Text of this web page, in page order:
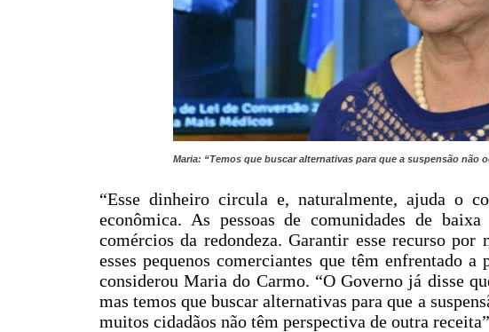
Maria: “Temos que buscar alternativas para que a suspensão não
“Esse dinheiro circula e, naturalmente, ajuda o
econômica. As pessoas de comunidades de
comércios da redondeza. Garantir esse recurso
esses pequenos comerciantes que têm enfrentado
considerou Maria do Carmo. “O Governo já disse
mas temos que buscar alternativas para que a
muitos cidadãos não têm perspectiva de outra